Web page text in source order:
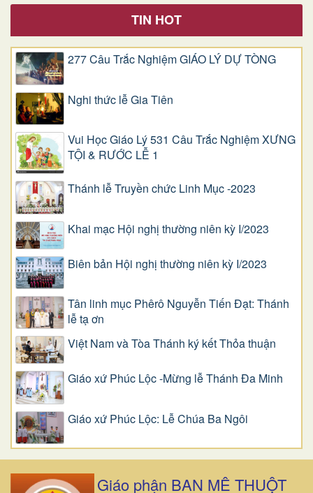
TIN HOT
277 Câu Trắc Nghiệm GIÁO LÝ DỰ TÒNG
Nghi thức lễ Gia Tiên
Vui Học Giáo Lý 531 Câu Trắc Nghiệm XƯNG
TỘI & RƯỚC LỄ 1
Thánh lễ Truyền chức Linh Mục -2023
Khai mạc Hội nghị thường niên kỳ I/2023
Biên bản Hội nghị thường niên kỳ I/2023
Tân linh mục Phêrô Nguyễn Tiến Đạt: Thánh
lễ tạ ơn
Việt Nam và Tòa Thánh ký kết Thỏa thuận
Giáo xứ Phúc Lộc -Mừng lễ Thánh Đa Minh
Giáo xứ Phúc Lộc: Lễ Chúa Ba Ngôi
Giáo phận BAN MÊ THUỘT